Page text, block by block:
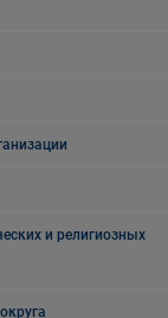
и религиозных